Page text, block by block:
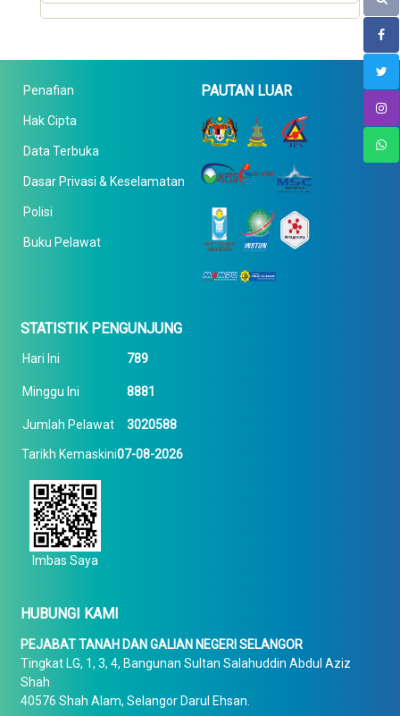
Penafian
Hak Cipta
Data Terbuka
Dasar Privasi & Keselamatan
Polisi
Buku Pelawat
PAUTAN LUAR
STATISTIK PENGUNJUNG
Hari Ini 789
Minggu Ini 8881
Jumlah Pelawat 3020588
Tarikh Kemaskini07-08-2026
Imbas Saya
HUBUNGI KAMI
PEJABAT TANAH DAN GALIAN NEGERI SELANGOR
Tingkat LG, 1, 3, 4, Bangunan Sultan Salahuddin Abdul Aziz
Shah
40576 Shah Alam, Selangor Darul Ehsan.